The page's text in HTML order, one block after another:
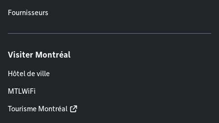
Fournisseurs
Visiter Montréal
Hôtel de ville
MTLWiFi
Tourisme Montréal